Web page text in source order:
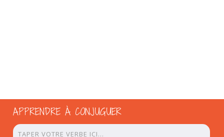
APPRENDRE À CONJUGUER